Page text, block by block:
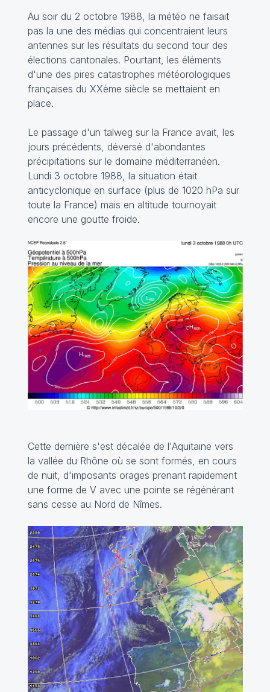
Au soir du 2 octobre 1988, la météo ne faisait
pas la une des médias qui concentraient leurs
antennes sur les résultats du second tour des
élections cantonales. Pourtant, les éléments
d'une des pires catastrophes météorologiques
françaises du XXème siècle se mettaient en
place.
Le passage d'un talweg sur la France avait, les
jours précédents, déversé d'abondantes
précipitations sur le domaine méditerranéen.
Lundi 3 octobre 1988, la situation était
anticyclonique en surface (plus de 1020 hPa sur
toute la France) mais en altitude tournoyait
encore une goutte froide.
Cette dernière s'est décalée de l'Aquitaine vers
la vallée du Rhône où se sont formés, en cours
de nuit, d'imposants orages prenant rapidement
une forme de V avec une pointe se régénérant
sans cesse au Nord de Nîmes.